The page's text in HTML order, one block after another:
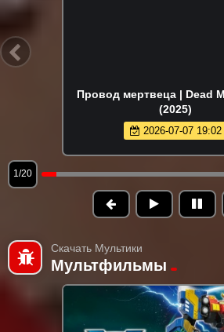
Провод мертвеца | Dead
(2025)
2026-07-07 19:02
1/20
Скачать Мультики
Мультфильмы